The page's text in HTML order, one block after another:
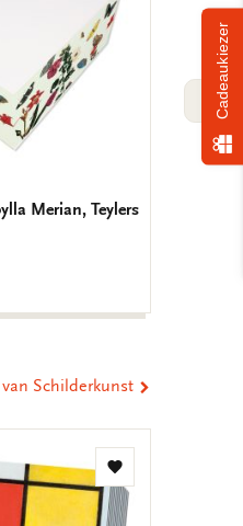
Merian, Teylers
Schilderkunst
Toevoegen
aan
verlanglijst
Cadeaukiezer